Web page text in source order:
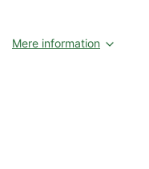
Mere information